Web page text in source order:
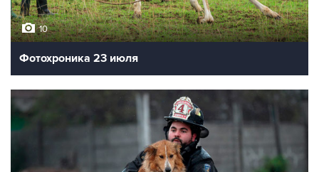
10
Фотохроника 23 июля